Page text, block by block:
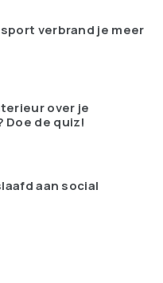
verbrand je meer
over je
Doe de quiz!
aan social